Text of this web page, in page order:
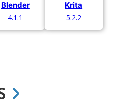
Blender
4.1.1
Krita
5.2.2